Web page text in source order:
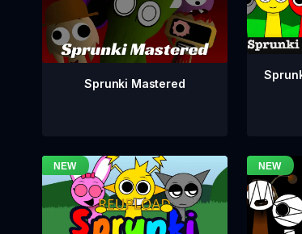
Sprunki Mastered